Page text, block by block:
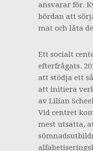
ansvarar för.
bördan att
mat och låta
Ett socialt
efterfrågats.
att stödja ett
att initiera
av Lilian
Vid centret
mest utsatta,